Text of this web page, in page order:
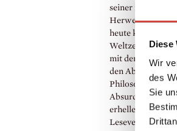
Diese
Wir
des
Sie
seiner ironischen
Herwegh, einst
heute kaum mehr
Weltzentrale des
mit dem
den
Absurdes neben
erhellendes,
Lesevergnügen.